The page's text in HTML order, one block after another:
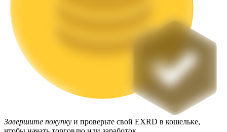
Гибкая ставка для заработка популярных токенов
Завершите покупку и проверьте свой EXRD в кошельке,